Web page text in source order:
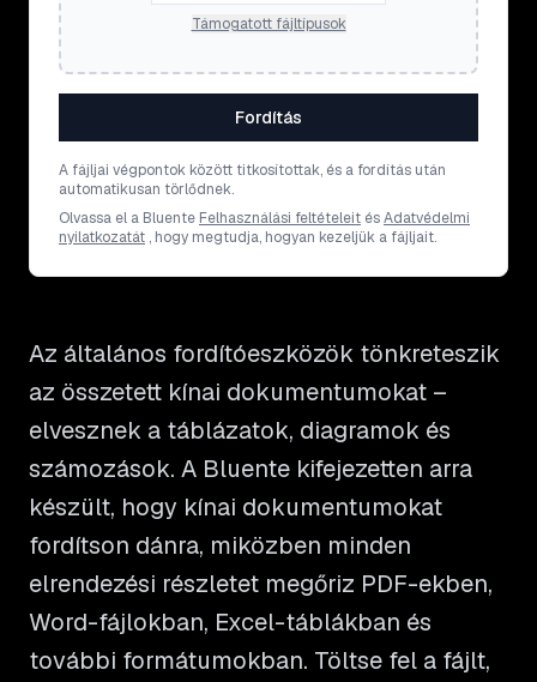
Támogatott fájltípusok
Fordítás
A fájljai végpontok között titkosítottak, és a fordítás után
automatikusan törlődnek.
Olvassa el a Bluente Felhasználási feltételeit ésAdatvédelmi
nyilatkozatát , hogy megtudja, hogyan kezeljük a fájljait.
Az általános fordítóeszközök tönkreteszik
az összetett kínai dokumentumokat –
elvesznek a táblázatok, diagramok és
számozások. A Bluente kifejezetten arra
készült, hogy kínai dokumentumokat
fordítson dánra, miközben minden
elrendezési részletet megőriz PDF-ekben,
Word-fájlokban, Excel-táblákban és
további formátumokban. Töltse fel a fájlt,